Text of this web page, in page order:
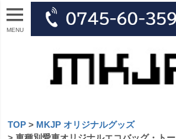
MENU
TOP
MKJP オリジナルグッズ